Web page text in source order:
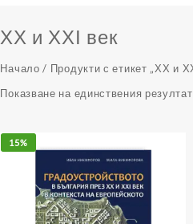
ХХ и ХХІ век
Начало / Продукти с етикет „ХХ и
Показване на единствения резултат
15%